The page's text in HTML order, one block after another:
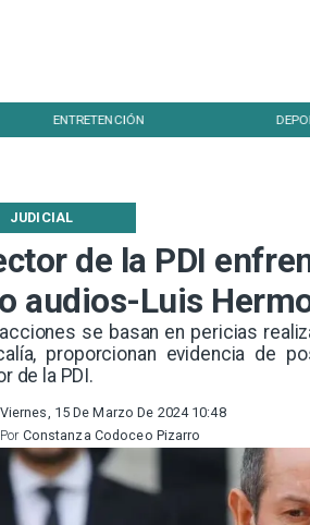
ENTRETENCIÓN
de la PDI
audios-Luis
se basan en pericias
proporcionan evidencia de
de la PDI.
JUDICIAL
Viernes, 15 De Marzo De 2024 10:48
Constanza Codoceo Pizarro
Por